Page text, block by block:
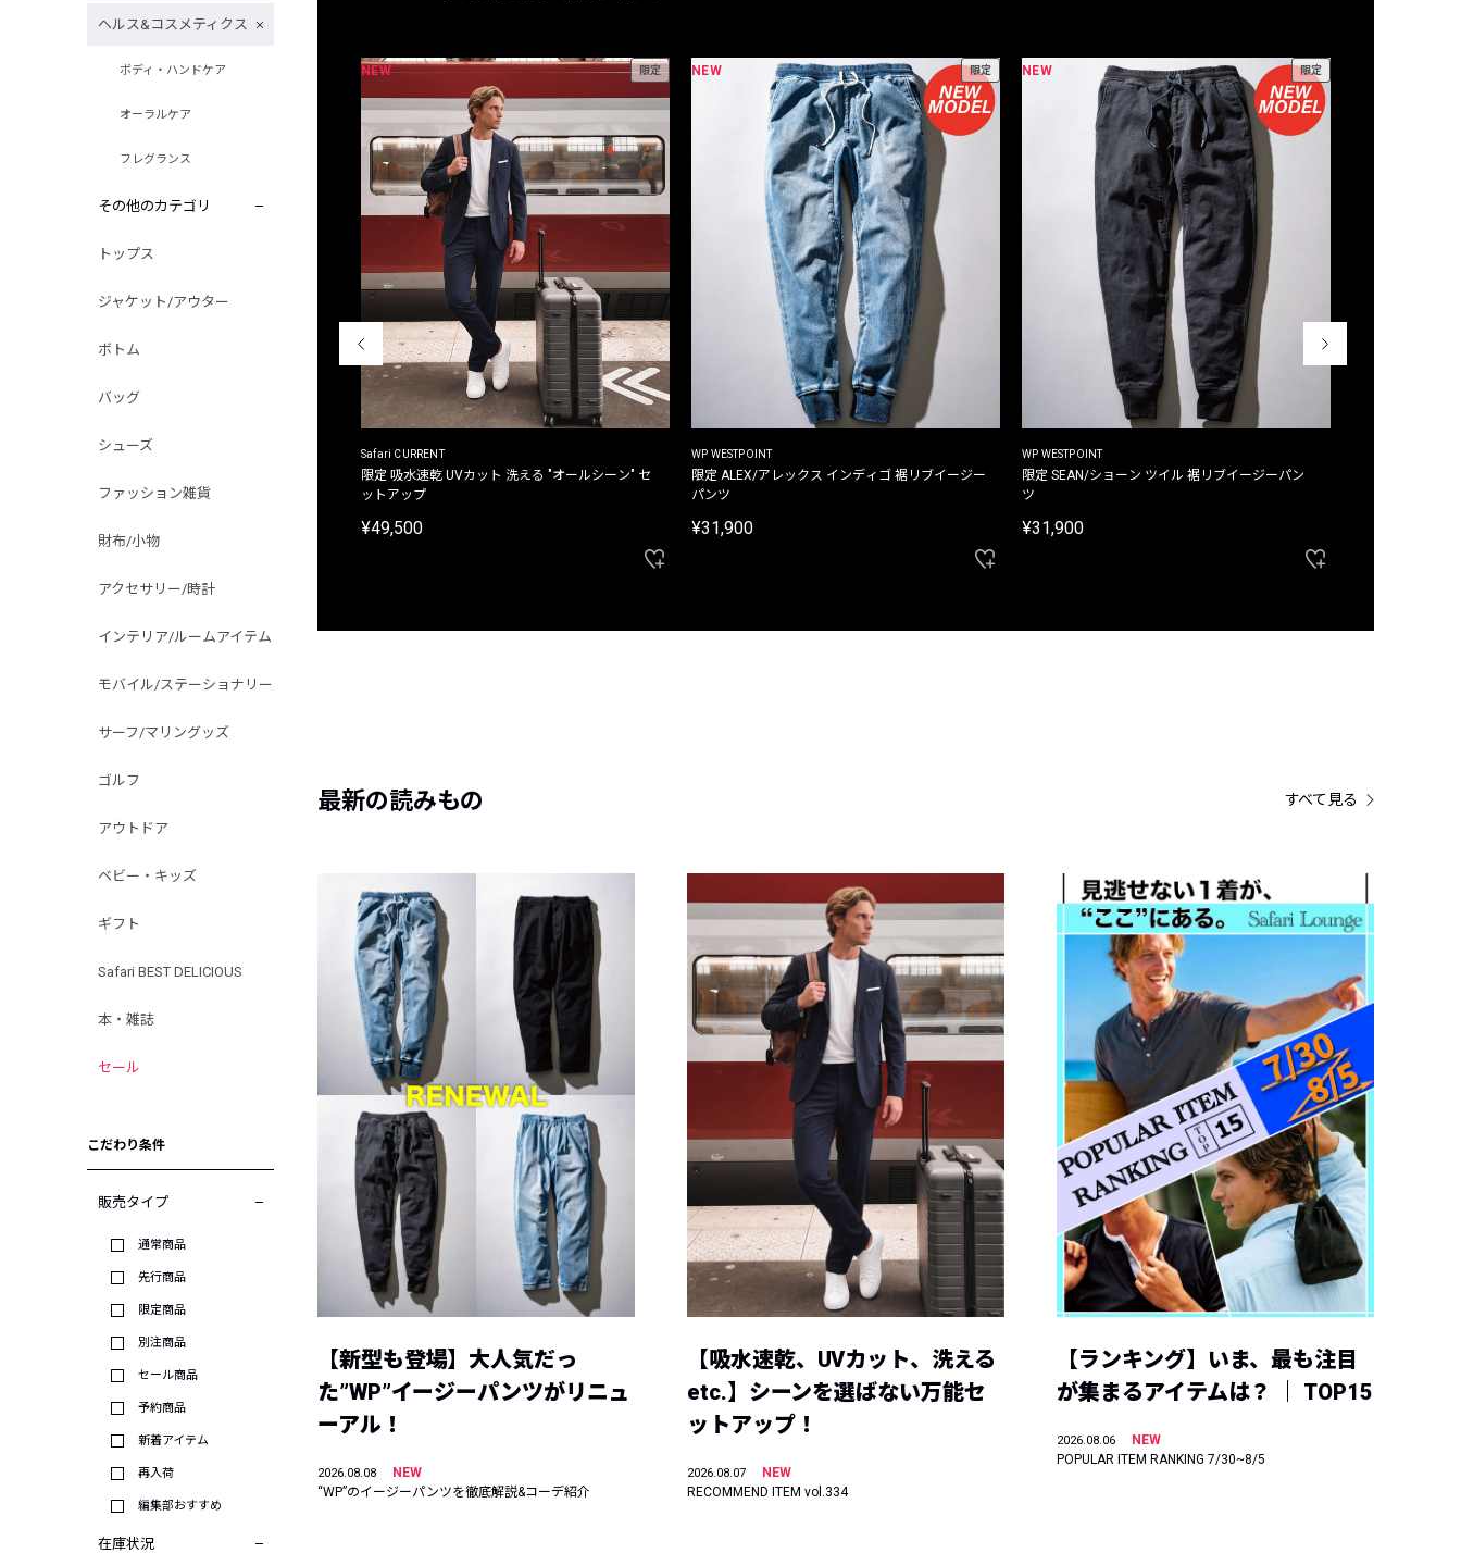
ヘルス&コスメティクス
ボディ・ハンドケア
オーラルケア
フレグランス
その他のカテゴリ
トップス
ジャケット/アウター
ボトム
バッグ
シューズ
ファッション雑貨
財布/小物
アクセサリー/時計
インテリア/ルームアイテム
モバイル/ステーショナリー
サーフ/マリングッズ
ゴルフ
アウトドア
ベビー・キッズ
ギフト
Safari BEST DELICIOUS
本・雑誌
セール
こだわり条件
販売タイプ
通常商品
先行商品
限定商品
別注商品
セール商品
予約商品
新着アイテム
再入荷
編集部おすすめ
在庫状況
NEW 限定
Safari CURRENT
限定 吸水速乾 UVカット 洗える "オールシーン" セ
ットアップ
¥49,500
NEW 限定
WP WESTPOINT
限定 ALEX/アレックス インディゴ 裾リブイージー
パンツ
¥31,900
NEW 限定
WP WESTPOINT
限定 SEAN/ショーン ツイル 裾リブイージーパン
ツ
¥31,900
最新の読みもの すべて見る
【新型も登場】大人気だっ
た”WP”イージーパンツがリニュ
ーアル！
2026.08.08
NEW
“WP”のイージーパンツを徹底解説&コーデ紹介
【吸水速乾、UVカット、洗える
etc.】シーンを選ばない万能セ
ットアップ！
2026.08.07
NEW
RECOMMEND ITEM vol.334
【ランキング】いま、最も注目
が集まるアイテムは？ ｜ TOP15
2026.08.06
NEW
POPULAR ITEM RANKING 7/30~8/5